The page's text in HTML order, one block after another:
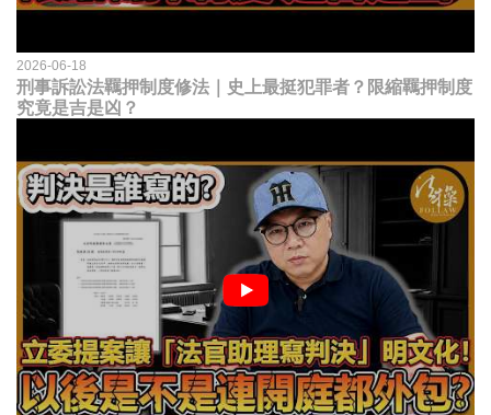
2026-06-18
刑事訴訟法羈押制度修法｜史上最挺犯罪者？限縮羈押制度
究竟是吉是凶？